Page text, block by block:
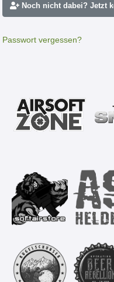
Noch nicht dabei? Jetzt
Passwort vergessen?